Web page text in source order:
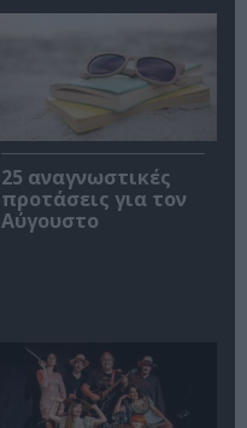
25 αναγνωστικές
προτάσεις για τον
Αύγουστο